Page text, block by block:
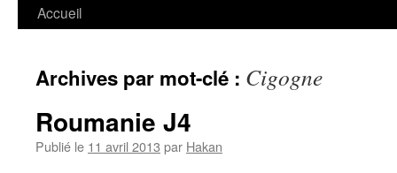
Accueil
Archives par mot-clé : Cigogne
Roumanie J4
Publié le 11 avril 2013 par Hakan